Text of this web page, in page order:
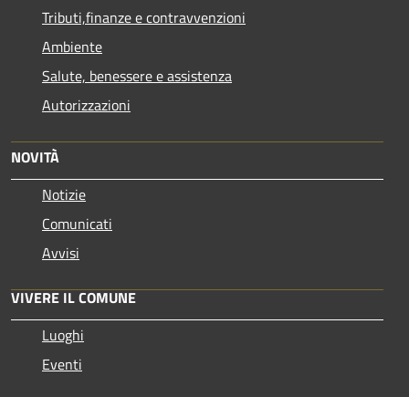
Tributi,finanze e contravvenzioni
Ambiente
Salute, benessere e assistenza
Autorizzazioni
NOVITÀ
Notizie
Comunicati
Avvisi
VIVERE IL COMUNE
Luoghi
Eventi